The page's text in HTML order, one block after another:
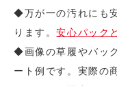
◆万が一の汚れにも
ります。安心パック
◆画像の草履やバッ
ート例です。実際の